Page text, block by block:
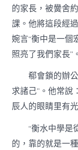
的家長，被黌舍
課。他將這段經
婉言“衡中是一個
照亮了我們家長”。
郗會鎖的辦
求諸己”。他常說
辰人的眼睛里有
“衡水中學是
的，靠的就是一